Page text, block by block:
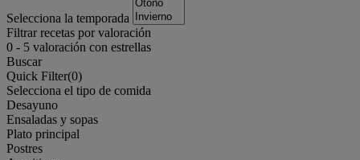
Selecciona la temporada
Filtrar recetas por valoración
0 - 5 valoración con estrellas
Buscar
Quick Filter(0)
Selecciona el tipo de comida
Desayuno
Ensaladas y sopas
Plato principal
Postres